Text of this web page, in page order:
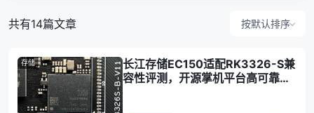
共有14篇文章 按默认排序
存储
长江存储EC150适配RK3326-S兼
容性评测，开源掌机平台高可靠性